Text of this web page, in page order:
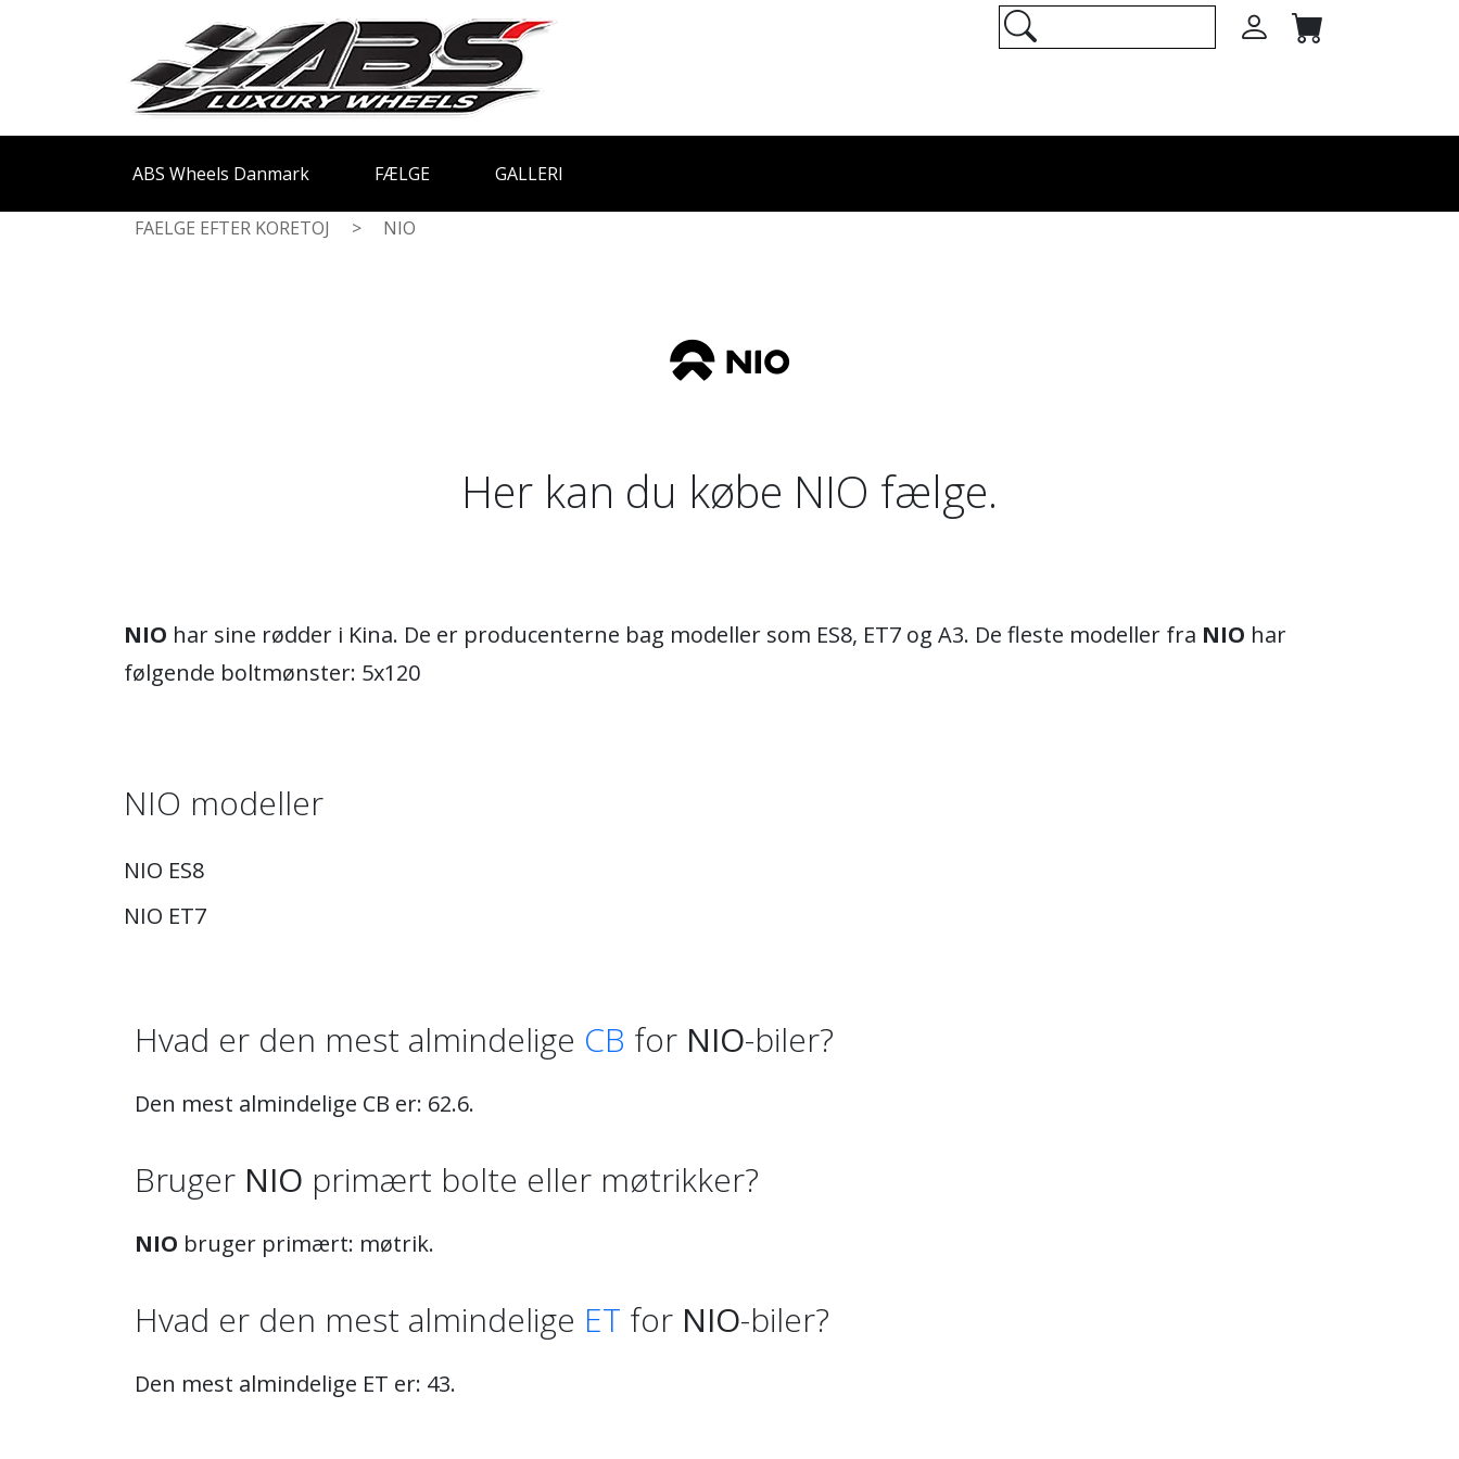
ABS Wheels Danmark FÆLGE GALLERI
FAELGE EFTER KORETOJ > NIO
Her kan du købe NIO fælge.
NIO har sine rødder i Kina. De er producenterne bag modeller som ES8, ET7 og A3. De fleste modeller fra NIO har
følgende boltmønster: 5x120
NIO modeller
NIO ES8
NIO ET7
Hvad er den mest almindelige CB for NIO-biler?
Den mest almindelige CB er: 62.6.
Bruger NIO primært bolte eller møtrikker?
NIO bruger primært: møtrik.
Hvad er den mest almindelige ET for NIO-biler?
Den mest almindelige ET er: 43.